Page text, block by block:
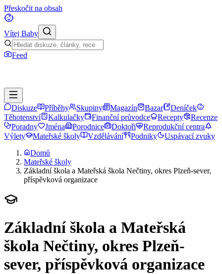
Přeskočit na obsah
Vítej Baby
Feed
Diskuze Příběhy Skupiny Magazín Bazar
Deníček
Těhotenství
Kalkulačky Finanční průvodce Recepty
Recenze
Poradny
Jména Porodnice Doktoři
Reprodukční centra
Výlety
Mateřské školy Vzdělávání Podniky
Uspávací zvuky
Domů
Mateřské školy
Základní škola a Mateřská škola Nečtiny, okres Plzeň-sever,
příspěvková organizace
Základní škola a Mateřská
škola Nečtiny, okres Plzeň-
sever, příspěvková organizace